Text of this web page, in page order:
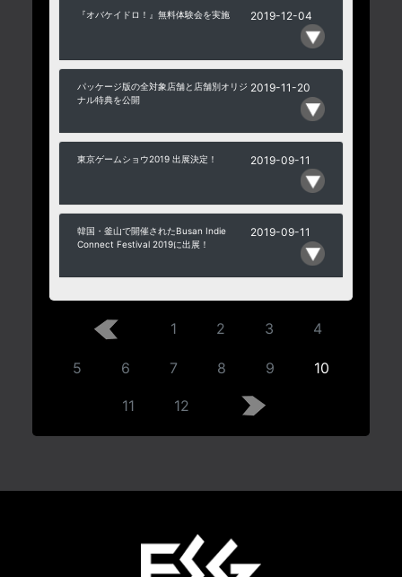
『オバケイドロ！』無料体験会を実施 2019-12-04
パッケージ版の全対象店舗と店舗別オリジ
ナル特典を公開
2019-11-20
東京ゲームショウ2019 出展決定！ 2019-09-11
韓国・釜山で開催されたBusan Indie
Connect Festival 2019に出展！
2019-09-11
1 2 3 4
5 6 7 8 9 10
11 12